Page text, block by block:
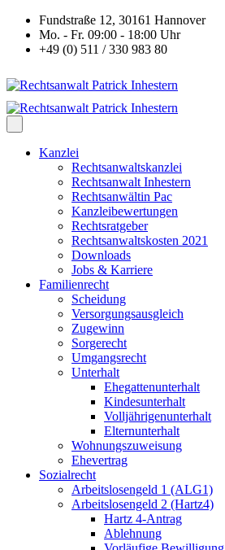
Fundstraße 12, 30161 Hannover
Mo. - Fr. 09:00 - 18:00 Uhr
+49 (0) 511 / 330 983 80
Kanzlei
Rechtsanwaltskanzlei
Rechtsanwalt Inhestern
Rechtsanwältin Pac
Kanzleibewertungen
Rechtsratgeber
Rechtsanwaltskosten 2021
Downloads
Jobs & Karriere
Familienrecht
Scheidung
Versorgungsausgleich
Zugewinn
Sorgerecht
Umgangsrecht
Unterhalt
Ehegattenunterhalt
Kindesunterhalt
Volljährigenunterhalt
Elternunterhalt
Wohnungszuweisung
Ehevertrag
Sozialrecht
Arbeitslosengeld 1 (ALG1)
Arbeitslosengeld 2 (Hartz4)
Hartz 4-Antrag
Ablehnung